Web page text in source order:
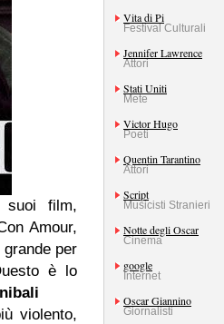
film,
Amour,
per
è lo
violento,
Vita di Pi
Festival Culturali
Jennifer Lawrence
Attori
Stati Uniti
Mete
Victor Hugo
Poeti
Quentin Tarantino
Attori
Script
Musicisti Stranieri
Notte degli Oscar
Cinema
google
Internet
Oscar Giannino
Giornalisti